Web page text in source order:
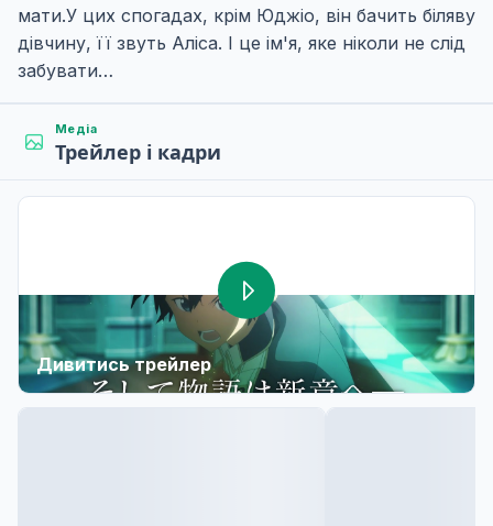
мати.У цих спогадах, крім Юджіо, він бачить біляву
дівчину, її звуть Аліса. І це ім'я, яке ніколи не слід
забувати…
Медіа
Трейлер і кадри
Дивитись трейлер